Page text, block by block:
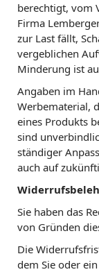
berechtigt, vom
Firma
zur Last fällt,
vergeblichen
Minderung ist
Angaben im
Werbematerial,
eines Produkts
sind
ständiger
auch auf
Sie haben das
von Gründen
Die
dem Sie oder